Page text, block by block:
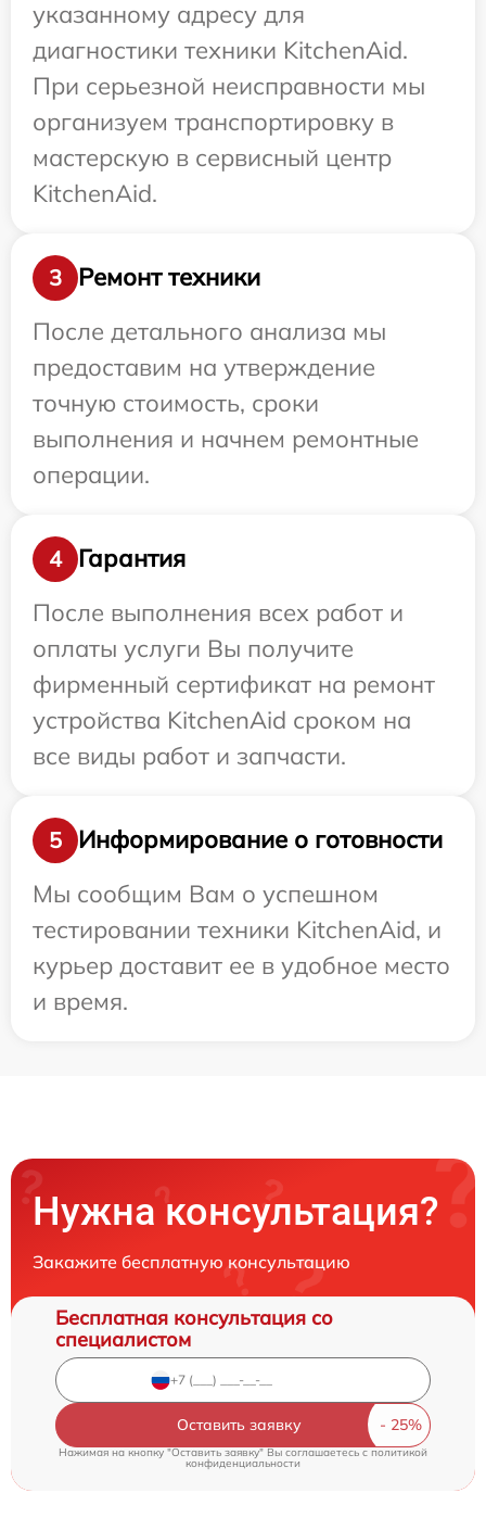
указанному адресу для
диагностики техники KitchenAid.
При серьезной неисправности мы
организуем транспортировку в
мастерскую в сервисный центр
KitchenAid.
3
Ремонт техники
После детального анализа мы
предоставим на утверждение
точную стоимость, сроки
выполнения и начнем ремонтные
операции.
4
Гарантия
После выполнения всех работ и
оплаты услуги Вы получите
фирменный сертификат на ремонт
устройства KitchenAid сроком на
все виды работ и запчасти.
5
Информирование о готовности
Мы сообщим Вам о успешном
тестировании техники KitchenAid, и
курьер доставит ее в удобное место
и время.
Нужна консультация?
Закажите бесплатную консультацию
Бесплатная консультация со
специалистом
Оставить заявку
Нажимая на кнопку "Оставить заявку" Вы соглашаетесь cполитикой
конфиденциальности